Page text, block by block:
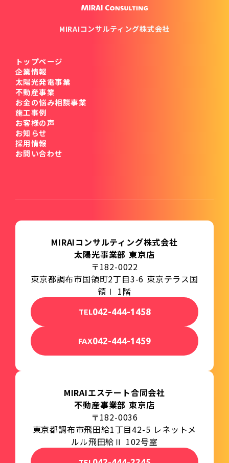
MIRAIコンサルティング株式会社
トップページ
企業情報
太陽光発電事業
不動産事業
お金の悩み相談事業
施工事例
お客様の声
お知らせ
採用情報
お問い合わせ
MIRAIコンサルティング株式会社
太陽光事業部 東京店
〒182-0022
東京都調布市国領町2丁目3-6 東京テラス国
領Ⅰ 1階
TEL042-444-1458
FAX042-444-1459
MIRAIエステート合同会社
不動産事業部 東京店
〒182-0036
東京都調布市飛田給1丁目42-5 レネットメ
ルル飛田給Ⅱ 102号室